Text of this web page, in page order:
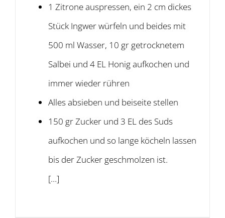
1 Zitrone auspressen, ein 2 cm dickes
Stück Ingwer würfeln und beides mit
500 ml Wasser, 10 gr getrocknetem
Salbei und 4 EL Honig aufkochen und
immer wieder rühren
Alles absieben und beiseite stellen
150 gr Zucker und 3 EL des Suds
aufkochen und so lange köcheln lassen
bis der Zucker geschmolzen ist.
[…]